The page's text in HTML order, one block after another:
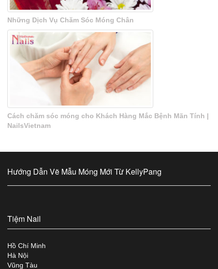
Những Dịch Vụ Chăm Sóc Móng Chân
Cách chăm sóc móng cho Khách Hàng Mắc Bệnh Mãn Tính |
NailsVietnam
Hướng Dẫn Vẽ Mẫu Móng Mới Từ KellyPang
Tiệm Nail
Hồ Chí Minh
Hà Nội
Vũng Tàu